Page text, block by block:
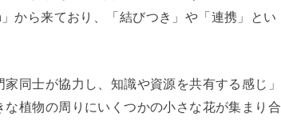
から来ており、「結びつき」や「連携」とい
同士が協力し、知識や資源を共有する感じ」
植物の周りにいくつかの小さな花が集まり合